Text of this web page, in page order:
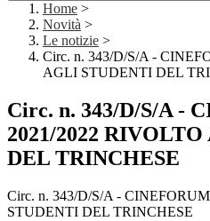
Home >
Novità >
Le notizie >
Circ. n. 343/D/S/A -
AGLI STUDENTI DEL
Circ. n. 343/D/S/A -
2021/2022
DEL TRINCHESE
Circ. n. 343/D/S/A -
STUDENTI DEL TRINCHESE